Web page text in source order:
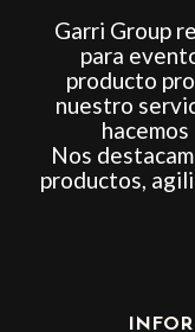
Garri Group
para
producto
nuestro
Nos
productos,